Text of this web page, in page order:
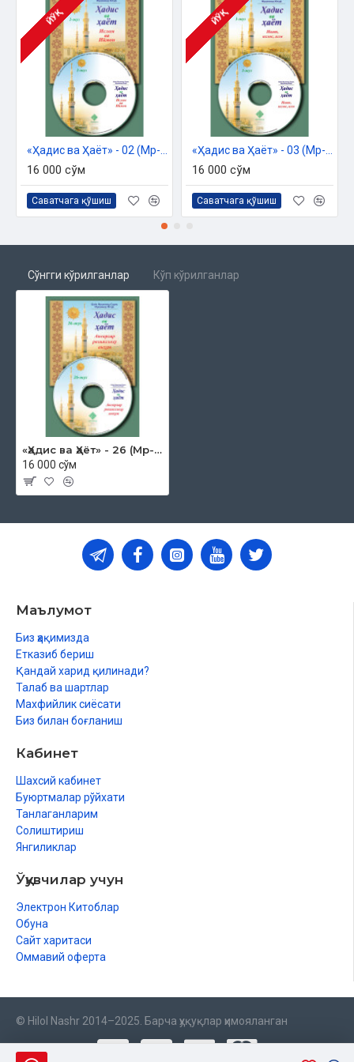
ЙЎҚ
16 000 сўм
Саватчага қўшиш
ЙЎҚ
16 000 сўм
Саватчага қўшиш
Сўнгги кўрилганлар Кўп кўрилганлар
«Ҳадис ва Ҳаёт» - 26 (Мp-3)
16 000 сўм
Маълумот
Биз ҳақимизда
Етказиб бериш
Қандай харид қилинади?
Талаб ва шартлар
Махфийлик сиёсати
Биз билан боғланиш
Кабинет
Шахсий кабинет
Буюртмалар рўйхати
Танлаганларим
Солиштириш
Янгиликлар
Ўқувчилар учун
Электрон Китоблар
Обуна
Сайт харитаси
Оммавий оферта
© Hilol Nashr 2014–2025. Барча ҳуқуқлар ҳимояланган